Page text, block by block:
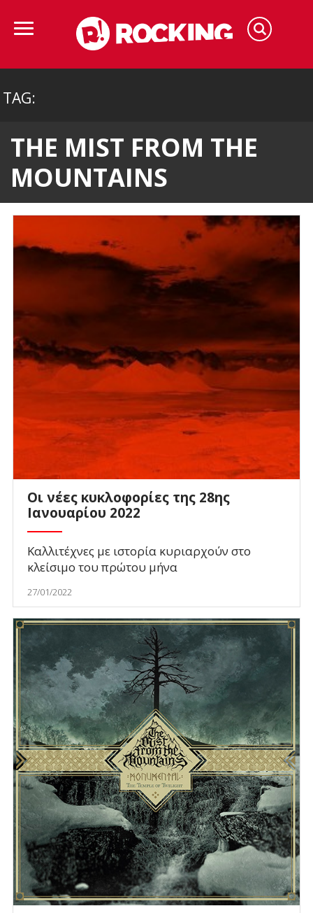
TAG:
THE MIST FROM THE
MOUNTAINS
Οι νέες κυκλοφορίες της 28ης
Ιανουαρίου 2022
Καλλιτέχνες με ιστορία κυριαρχούν στο
κλείσιμο του πρώτου μήνα
27/01/2022